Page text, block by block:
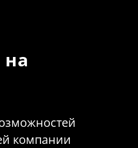
компании